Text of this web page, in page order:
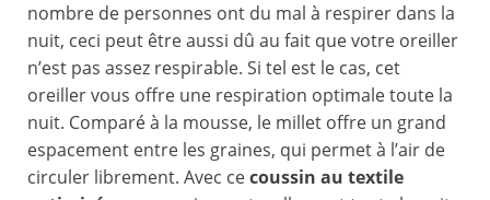
nombre de personnes ont du mal à respirer dans la
nuit, ceci peut être aussi dû au fait que votre oreiller
n’est pas assez respirable. Si tel est le cas, cet
oreiller vous offre une respiration optimale toute la
nuit. Comparé à la mousse, le millet offre un grand
espacement entre les graines, qui permet à l’air de
circuler librement. Avec cecoussin au textile